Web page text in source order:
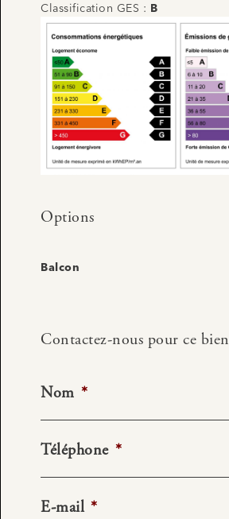
Classification GES :
B
Options
Balcon
Contactez-nous pour ce bien
Nom *
Téléphone *
E-mail *